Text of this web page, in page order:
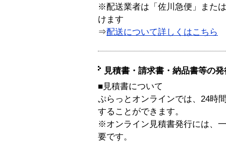
※配送業者は「佐川急便」また
けます
⇒配送について詳しくはこちら
見積書・請求書・納品書等の
■見積書について
ぷらっとオンラインでは、24時
することができます。
※オンライン見積書発行には、
要です。